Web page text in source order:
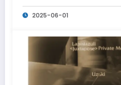
2025-06-01